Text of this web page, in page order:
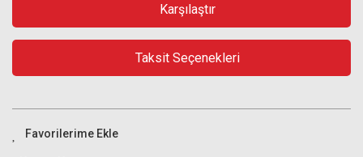
Karşılaştır
Taksit Seçenekleri